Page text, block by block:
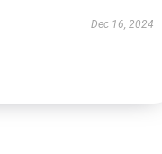
Dec 16, 2024